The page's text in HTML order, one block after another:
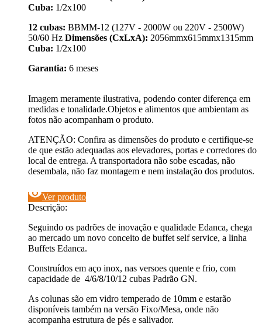
Cuba: 1/2x100
12 cubas: BBMM-12 (127V - 2000W ou 220V - 2500W)
50/60 Hz Dimensões (CxLxA): 2056mmx615mmx1315mm
Cuba: 1/2x100
Garantia: 6 meses
Imagem meramente ilustrativa, podendo conter diferença em
medidas e tonalidade.Objetos e alimentos que ambientam as
fotos não acompanham o produto.
ATENÇÃO: Confira as dimensões do produto e certifique-se
de que estão adequadas aos elevadores, portas e corredores do
local de entrega. A transportadora não sobe escadas, não
desembala, não faz montagem e nem instalação dos produtos.
visibilityVer produto
Descrição:
Seguindo os padrões de inovação e qualidade Edanca, chega
ao mercado um novo conceito de buffet self service, a linha
Buffets Edanca.
Construídos em aço inox, nas versoes quente e frio, com
capacidade de 4/6/8/10/12 cubas Padrão GN.
As colunas são em vidro temperado de 10mm e estarão
disponíveis também na versão Fixo/Mesa, onde não
acompanha estrutura de pés e salivador.